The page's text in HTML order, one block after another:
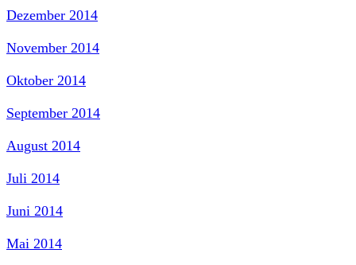
Dezember 2014
November 2014
Oktober 2014
September 2014
August 2014
Juli 2014
Juni 2014
Mai 2014